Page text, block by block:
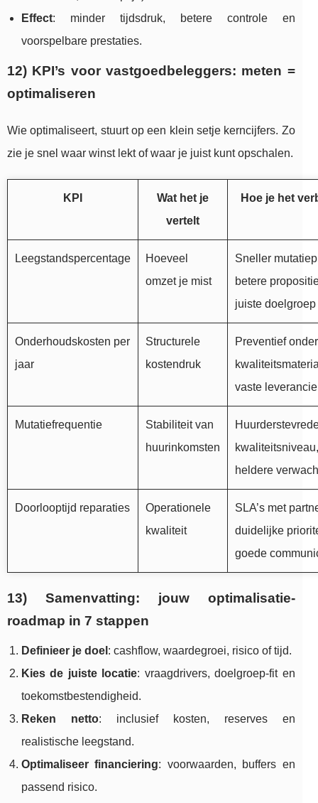
Effect: minder tijdsdruk, betere controle en
voorspelbare prestaties.
12) KPI’s voor vastgoedbeleggers: meten =
optimaliseren
Wie optimaliseert, stuurt op een klein setje kerncijfers. Zo
zie je snel waar winst lekt of waar je juist kunt opschalen.
KPI
Wat het je
vertelt
Hoe je het
Leegstandspercentage
Hoeveel
omzet je mist
Sneller
betere
juiste doelgroep
Onderhoudskosten per
jaar
Structurele
kostendruk
Preventief
vaste
Mutatiefrequentie
Stabiliteit van
huurinkomsten
kwaliteitsniveau,
heldere
Doorlooptijd reparaties
Operationele
kwaliteit
SLA’s met
duidelijke
goede
13) Samenvatting: jouw optimalisatie-
roadmap in 7 stappen
Definieer je doel : cashflow, waardegroei, risico of tijd.
Kies de juiste locatie: vraagdrivers, doelgroep-fit en
toekomstbestendigheid.
Reken netto: inclusief kosten, reserves en
realistische leegstand.
Optimaliseer financiering: voorwaarden, buffers en
passend risico.